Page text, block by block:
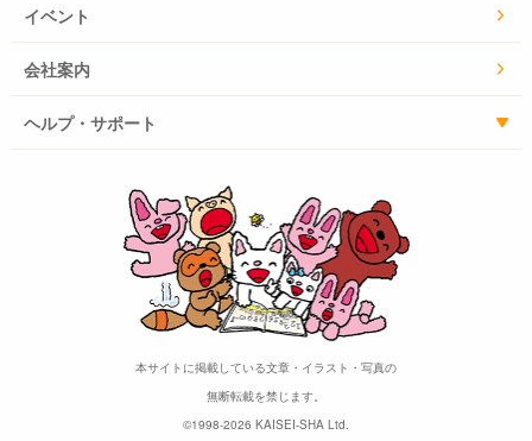
イベント
会社案内
ヘルプ・サポート
本サイトに掲載している文章・イラスト・写真の
無断転載を禁じます。
©1998-2026 KAISEI-SHA Ltd.